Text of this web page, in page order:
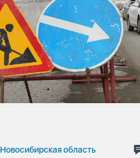
Новосибирская область